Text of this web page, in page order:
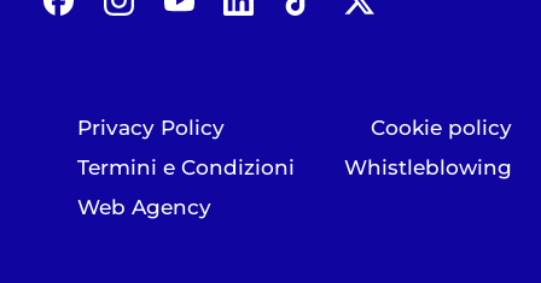
Privacy Policy
Cookie policy
Termini e Condizioni
Whistleblowing
Web Agency